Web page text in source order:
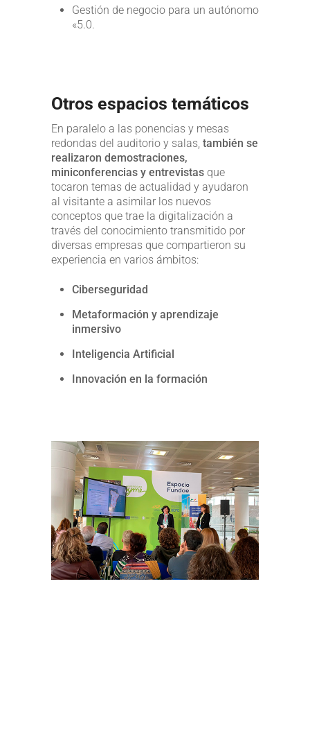
Gestión de negocio para un autónomo
«5.0.
Otros espacios temáticos
En paralelo a las ponencias y mesas
redondas del auditorio y salas, también se
realizaron demostraciones,
miniconferencias y entrevistas que
tocaron temas de actualidad y ayudaron
al visitante a asimilar los nuevos
conceptos que trae la digitalización a
través del conocimiento transmitido por
diversas empresas que compartieron su
experiencia en varios ámbitos:
Ciberseguridad
Metaformación y aprendizaje
inmersivo
Inteligencia Artificial
Innovación en la formación